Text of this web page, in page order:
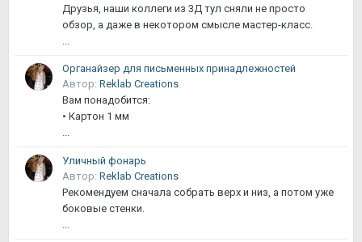
Друзья, наши коллеги из 3Д тул сняли не просто
обзор, а даже в некотором смысле мастер-класс.
Органайзер для письменных принадлежностей
Автор: Reklab Creations
Вам понадобится:
• Картон 1 мм
...
Уличный фонарь
Автор: Reklab Creations
Рекомендуем сначала собрать верх и низ, а потом уже
боковые стенки.